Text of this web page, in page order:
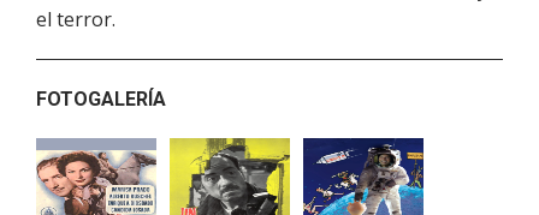
el terror.
FOTOGALERÍA